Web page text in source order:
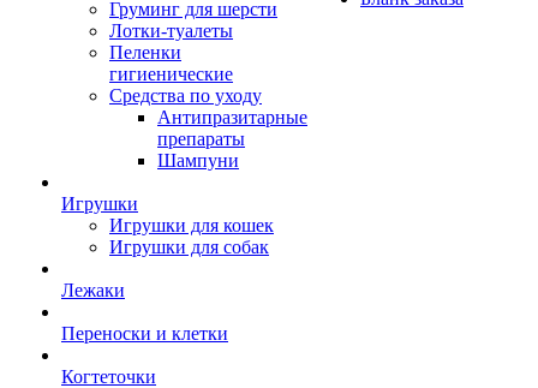
Груминг для шерсти
Лотки-туалеты
Пеленки
гигиенические
Средства по уходу
Антипразитарные
препараты
Шампуни
Игрушки
Игрушки для кошек
Игрушки для собак
Лежаки
Переноски и клетки
Когтеточки